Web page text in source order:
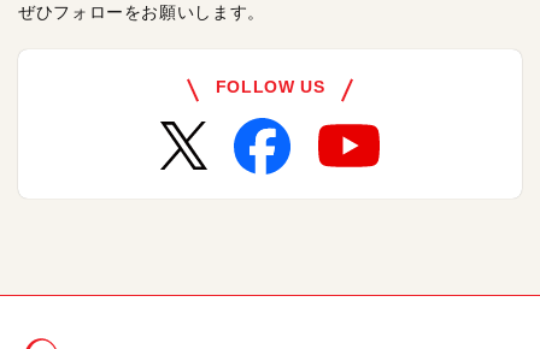
ぜひフォローをお願いします。
FOLLOW US